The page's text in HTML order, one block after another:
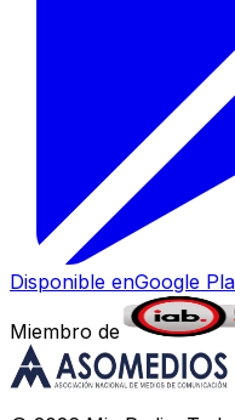
Disponible enGoogle
Miembro de